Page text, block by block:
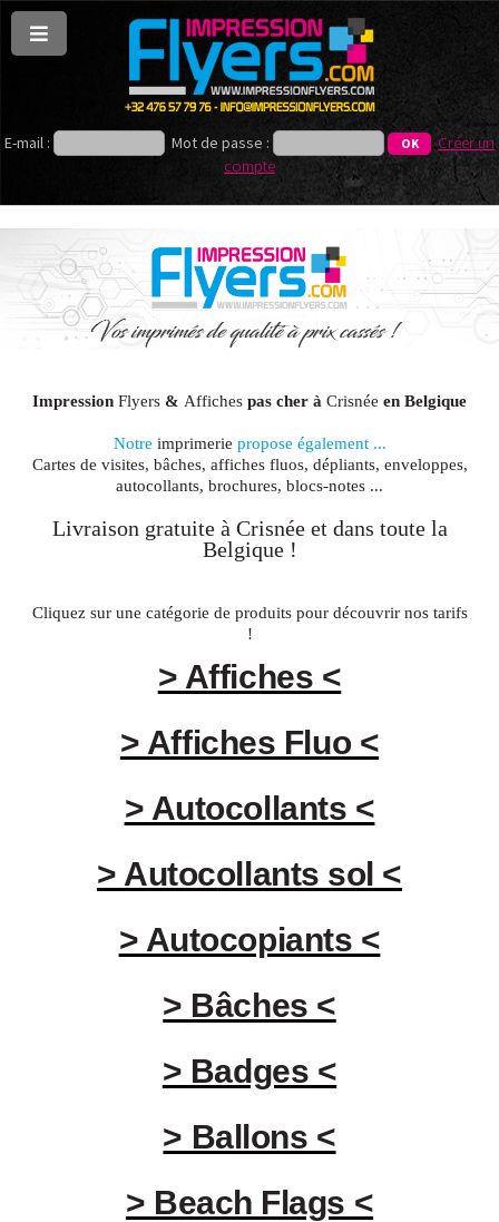
E-mail : Mot de passe :
Créer un
compte
Impression Flyers & Affiches pas cher à Crisnée en Belgique
Notre imprimerie propose également ...
Cartes de visites, bâches, affiches fluos, dépliants, enveloppes,
autocollants, brochures, blocs-notes ...
Livraison gratuite à Crisnéeet dans toute la
Belgique!
Cliquez sur une catégorie de produits pour découvrir nos tarifs
!
> Affiches <
> Affiches Fluo <
> Autocollants <
> Autocollants sol <
> Autocopiants <
> Bâches <
> Badges <
> Ballons <
> Beach Flags <